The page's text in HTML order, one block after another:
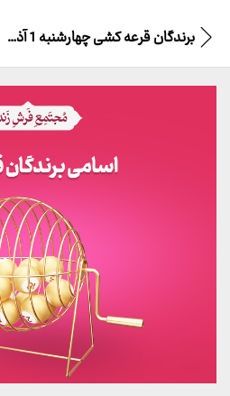
برندگان قرعه کشی چهارشنبه 1 آذر 140۲